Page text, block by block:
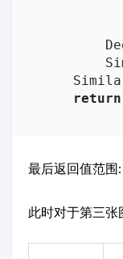
return
最后返回值范围:
此时对于第三